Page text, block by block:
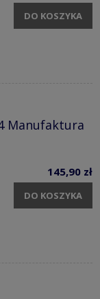
DO KOSZYKA
Manufaktura
145,90 zł
DO KOSZYKA